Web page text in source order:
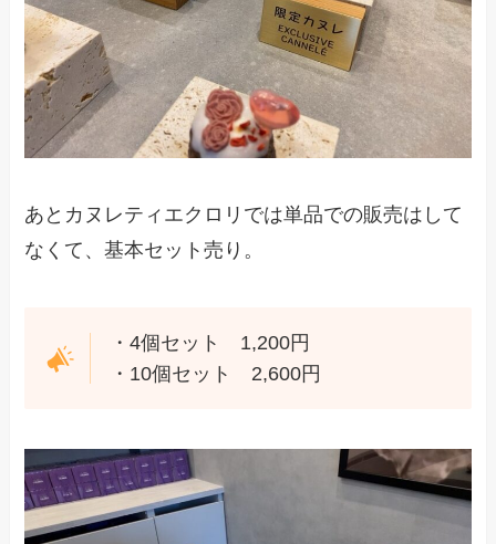
あとカヌレティエクロリでは単品での販売はして
なくて、基本セット売り。
・4個セット 1,200円
・10個セット 2,600円